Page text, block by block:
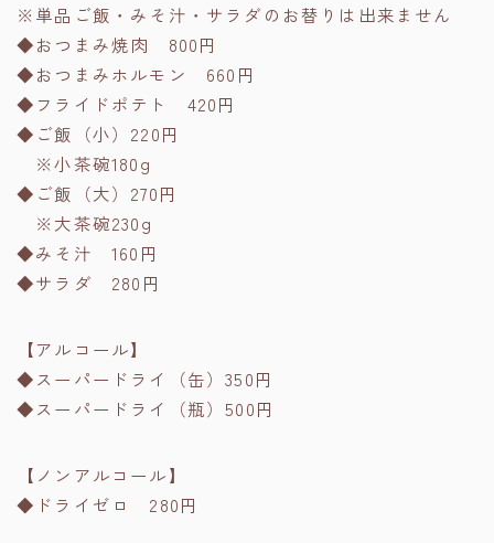
※単品ご飯・みそ汁・サラダのお替りは出来ません
◆おつまみ焼肉 800円
◆おつまみホルモン 660円
◆フライドポテト 420円
◆ご飯（小）220円
※小茶碗180g
◆ご飯（大）270円
※大茶碗230g
◆みそ汁 160円
◆サラダ 280円
【アルコール】
◆スーパードライ（缶）350円
◆スーパードライ（瓶）500円
【ノンアルコール】
◆ドライゼロ 280円